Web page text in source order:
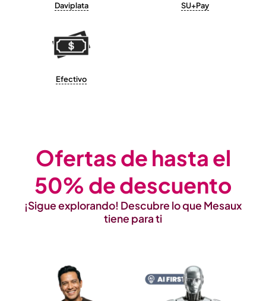
Daviplata SU+Pay
Efectivo
Ofertas de hasta el
50% de descuento
¡Sigue explorando! Descubre lo que Mesaux
tiene para ti